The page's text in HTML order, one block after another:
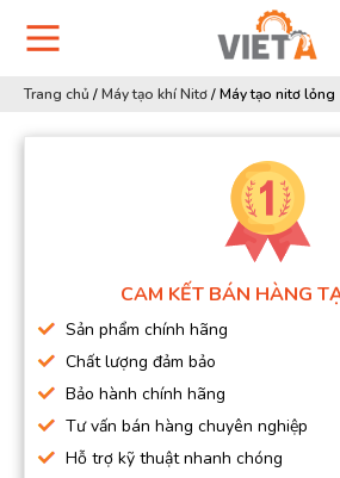
Trang chủ /Máy tạo khí Nitơ/Máy tạo nitơ lỏng
CAM KẾT BÁN HÀNG
Sản phẩm chính hãng
Chất lượng đảm bảo
Bảo hành chính hãng
Tư vấn bán hàng chuyên nghiệp
Hỗ trợ kỹ thuật nhanh chóng